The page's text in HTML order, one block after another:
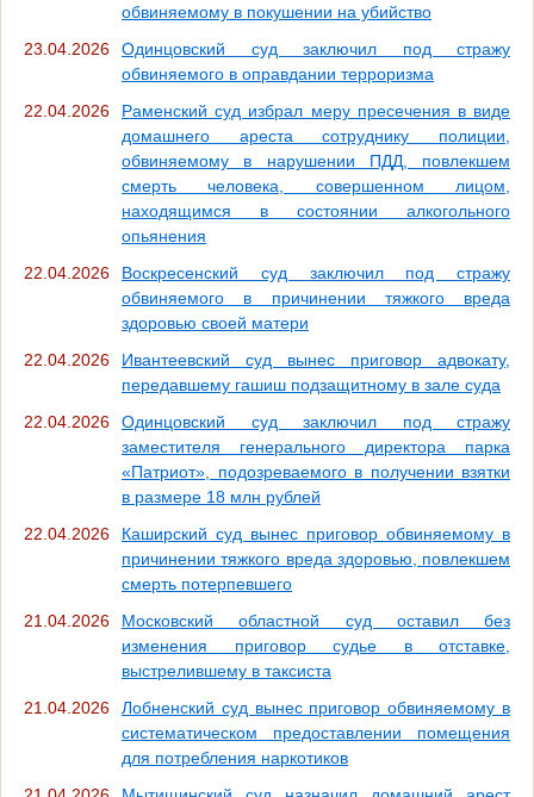
обвиняемому в покушении на убийство
23.04.2026
Одинцовский суд заключил под стражу
обвиняемого в оправдании терроризма
22.04.2026
Раменский суд избрал меру пресечения в виде
домашнего ареста сотруднику полиции,
обвиняемому в нарушении ПДД, повлекшем
смерть человека, совершенном лицом,
находящимся в состоянии алкогольного
опьянения
22.04.2026
Воскресенский суд заключил под стражу
обвиняемого в причинении тяжкого вреда
здоровью своей матери
22.04.2026
Ивантеевский суд вынес приговор адвокату,
передавшему гашиш подзащитному в зале суда
22.04.2026
Одинцовский суд заключил под стражу
заместителя генерального директора парка
«Патриот», подозреваемого в получении взятки
в размере 18 млн рублей
22.04.2026
Каширский суд вынес приговор обвиняемому в
причинении тяжкого вреда здоровью, повлекшем
смерть потерпевшего
21.04.2026
Московский областной суд оставил без
изменения приговор судье в отставке,
выстрелившему в таксиста
21.04.2026
Лобненский суд вынес приговор обвиняемому в
систематическом предоставлении помещения
для потребления наркотиков